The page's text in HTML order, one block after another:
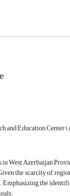
and Education Center
West Azerbaijan
the scarcity of
the